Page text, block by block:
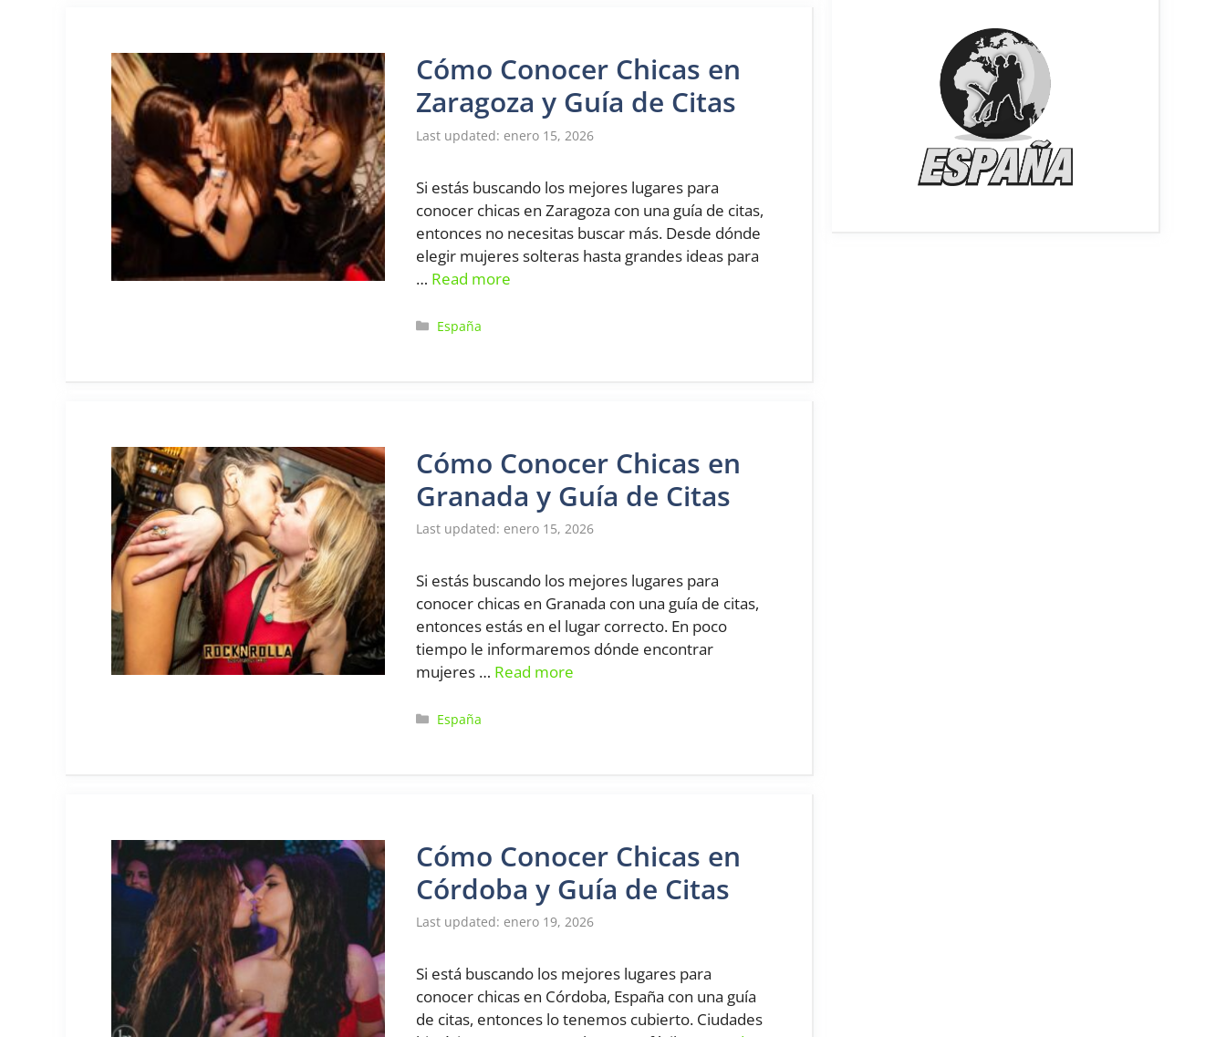
Cómo Conocer Chicas en
Zaragoza y Guía de Citas
enero 15, 2026
Si estás buscando los mejores lugares para
conocer chicas en Zaragoza con una guía de citas,
entonces no necesitas buscar más. Desde dónde
elegir mujeres solteras hasta grandes ideas para
… Read more
Categorías
España
Cómo Conocer Chicas en
Granada y Guía de Citas
enero 15, 2026
Si estás buscando los mejores lugares para
conocer chicas en Granada con una guía de citas,
entonces estás en el lugar correcto. En poco
tiempo le informaremos dónde encontrar
mujeres … Read more
Categorías
España
Cómo Conocer Chicas en
Córdoba y Guía de Citas
enero 19, 2026
Si está buscando los mejores lugares para
conocer chicas en Córdoba, España con una guía
de citas, entonces lo tenemos cubierto. Ciudades